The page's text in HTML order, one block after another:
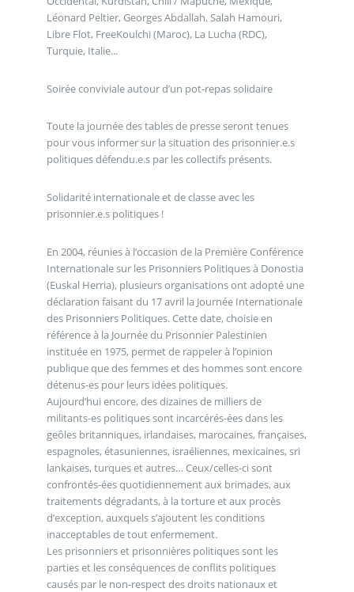
Léonard Peltier, Georges Abdallah, Salah Hamouri,
Libre Flot, FreeKoulchi (Maroc), La Lucha (RDC),
Turquie, Italie...
Soirée conviviale autour d’un pot-repas solidaire
Toute la journée des tables de presse seront tenues
pour vous informer sur la situation des prisonnier.e.s
politiques défendu.e.s par les collectifs présents.
Solidarité internationale et de classe avec les
prisonnier.e.s politiques !
En 2004, réunies à l’occasion de la Première Conférence
Internationale sur les Prisonniers Politiques à Donostia
(Euskal Herria), plusieurs organisations ont adopté une
déclaration faisant du 17 avril la Journée Internationale
des Prisonniers Politiques. Cette date, choisie en
référence à la Journée du Prisonnier Palestinien
instituée en 1975, permet de rappeler à l’opinion
publique que des femmes et des hommes sont encore
détenus-es pour leurs idées politiques.
Aujourd’hui encore, des dizaines de milliers de
militants-es politiques sont incarcérés-ées dans les
geôles britanniques, irlandaises, marocaines, françaises,
espagnoles, étasuniennes, israéliennes, mexicaines, sri
lankaises, turques et autres… Ceux/celles-ci sont
confrontés-ées quotidiennement aux brimades, aux
traitements dégradants, à la torture et aux procès
d’exception, auxquels s’ajoutent les conditions
inacceptables de tout enfermement.
Les prisonniers et prisonnières politiques sont les
parties et les conséquences de conflits politiques
causés par le non-respect des droits nationaux et